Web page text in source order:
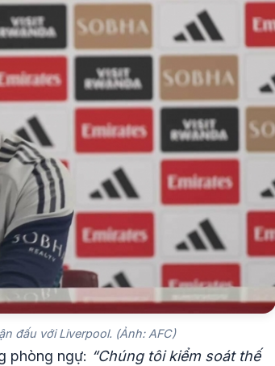
đấu với Liverpool. (Ảnh: AFC)
phòng ngự: “Chúng tôi kiểm soát thế